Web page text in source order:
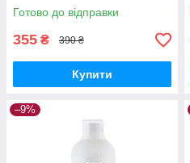
Готово до відправки
355 ₴ 390 ₴
Купити
–9%